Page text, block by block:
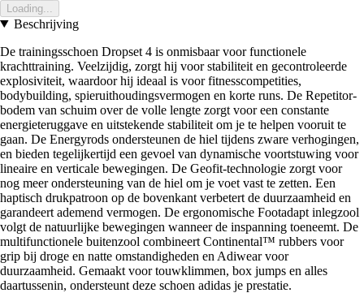
Loading...
Beschrijving
De trainingsschoen Dropset 4 is onmisbaar voor functionele
krachttraining. Veelzijdig, zorgt hij voor stabiliteit en gecontroleerde
explosiviteit, waardoor hij ideaal is voor fitnesscompetities,
bodybuilding, spieruithoudingsvermogen en korte runs. De Repetitor-
bodem van schuim over de volle lengte zorgt voor een constante
energieteruggave en uitstekende stabiliteit om je te helpen vooruit te
gaan. De Energyrods ondersteunen de hiel tijdens zware verhogingen,
en bieden tegelijkertijd een gevoel van dynamische voortstuwing voor
lineaire en verticale bewegingen. De Geofit-technologie zorgt voor
nog meer ondersteuning van de hiel om je voet vast te zetten. Een
haptisch drukpatroon op de bovenkant verbetert de duurzaamheid en
garandeert ademend vermogen. De ergonomische Footadapt inlegzool
volgt de natuurlijke bewegingen wanneer de inspanning toeneemt. De
multifunctionele buitenzool combineert Continental™ rubbers voor
grip bij droge en natte omstandigheden en Adiwear voor
duurzaamheid. Gemaakt voor touwklimmen, box jumps en alles
daartussenin, ondersteunt deze schoen adidas je prestatie.